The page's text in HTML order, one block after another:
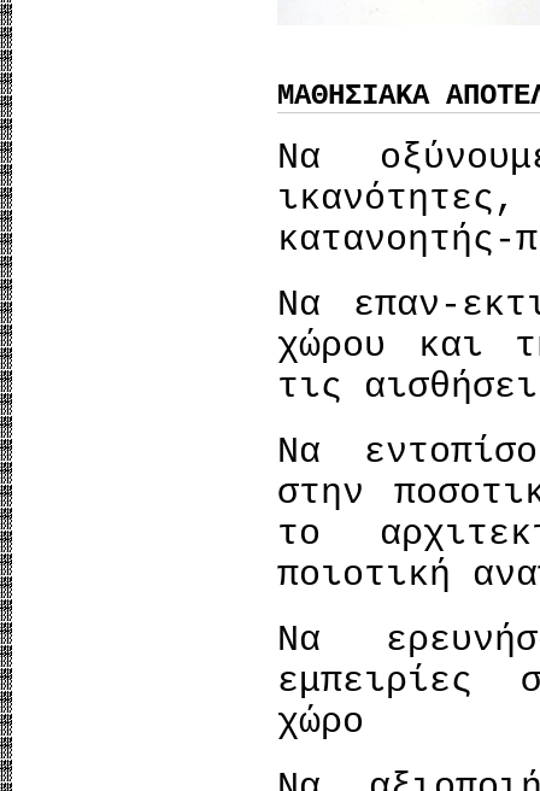
ΜΑΘΗΣΙΑΚΑ
Να
κατανοητής-
Να επαν-
χώρου και
τις
Να
στην
το
ποιοτική
Να
εμπειρίες
χώρο